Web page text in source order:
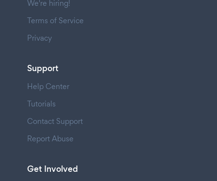
We're hiring!
Terms of Service
Privacy
Support
Help Center
Tutorials
Contact Support
Report Abuse
Get Involved